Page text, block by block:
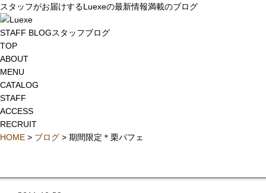
スタッフがお届けするLuexeの最新情報満載のブログ
STAFF BLOGスタッフブログ
TOP
ABOUT
MENU
CATALOG
STAFF
ACCESS
RECRUIT
HOME > ブログ > 期間限定＊栗パフェ